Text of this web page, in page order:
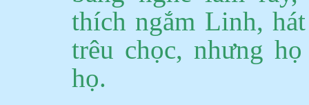
thích ngắm Linh,
trêu chọc, nhưng
họ.